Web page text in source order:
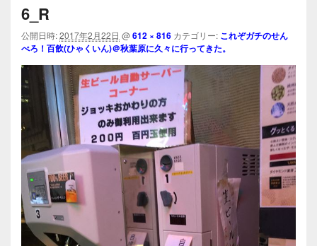
ビ
ー
ョ
ン
6_R
公開日時:2017年2月22日 @612 × 816 カテゴリー: これぞガチのせん
べろ！百飲(ひゃくいん)＠秋葉原に久々に行ってきた。